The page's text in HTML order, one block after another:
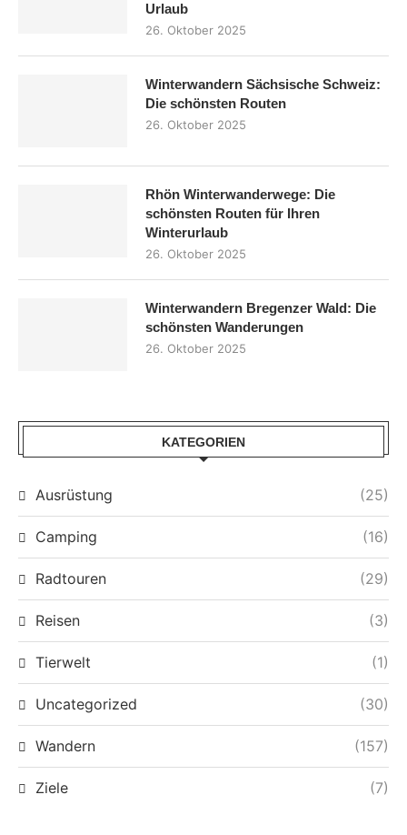
Urlaub
26. Oktober 2025
Winterwandern Sächsische Schweiz:
Die schönsten Routen
26. Oktober 2025
Rhön Winterwanderwege: Die
schönsten Routen für Ihren
Winterurlaub
26. Oktober 2025
Winterwandern Bregenzer Wald: Die
schönsten Wanderungen
26. Oktober 2025
KATEGORIEN
Ausrüstung (25)
Camping (16)
Radtouren (29)
Reisen (3)
Tierwelt (1)
Uncategorized (30)
Wandern (157)
Ziele (7)